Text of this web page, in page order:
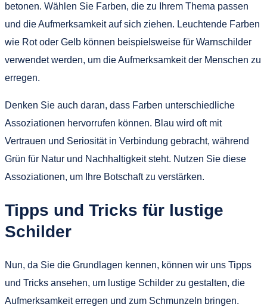
betonen. Wählen Sie Farben, die zu Ihrem Thema passen
und die Aufmerksamkeit auf sich ziehen. Leuchtende Farben
wie Rot oder Gelb können beispielsweise für Warnschilder
verwendet werden, um die Aufmerksamkeit der Menschen zu
erregen.
Denken Sie auch daran, dass Farben unterschiedliche
Assoziationen hervorrufen können. Blau wird oft mit
Vertrauen und Seriosität in Verbindung gebracht, während
Grün für Natur und Nachhaltigkeit steht. Nutzen Sie diese
Assoziationen, um Ihre Botschaft zu verstärken.
Tipps und Tricks für lustige
Schilder
Nun, da Sie die Grundlagen kennen, können wir uns Tipps
und Tricks ansehen, um lustige Schilder zu gestalten, die
Aufmerksamkeit erregen und zum Schmunzeln bringen.